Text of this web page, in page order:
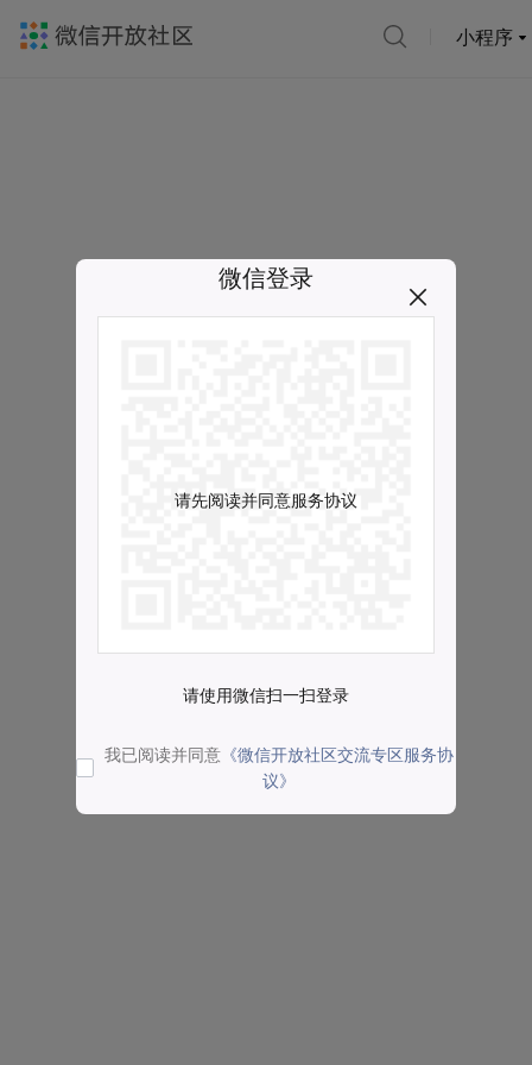
小程序
微信登录
请先阅读并同意服务协议
请使用微信扫一扫登录
我已阅读并同意 《微信开放社区交流专区服务协
议》